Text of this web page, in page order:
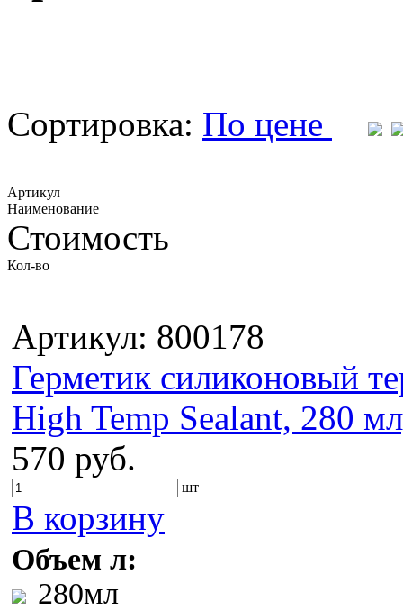
Сортировка: По цене
Артикул
Наименование
Стоимость
Кол-во
Артикул: 800178
Герметик силиконовый
High Temp Sealant, 280
570 руб.
шт
В корзину
Объем л:
280мл